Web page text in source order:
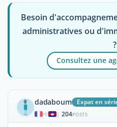
Besoin
administratives ou
?
Consultez une
dadaboum Expat en
| 204POSTS